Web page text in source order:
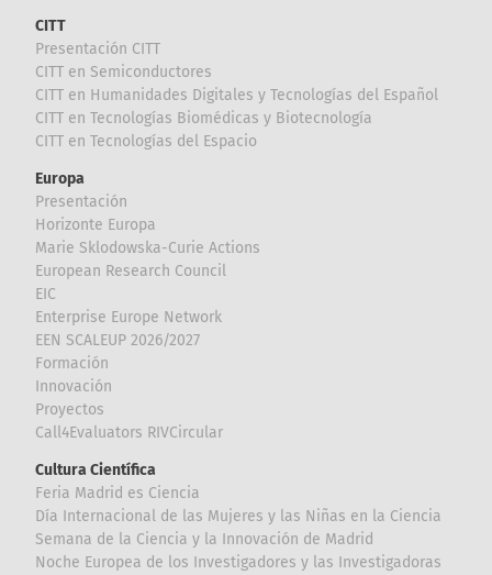
CITT
Presentación CITT
CITT en Semiconductores
CITT en Humanidades Digitales y Tecnologías del Español
CITT en Tecnologías Biomédicas y Biotecnología
CITT en Tecnologías del Espacio
Europa
Presentación
Horizonte Europa
Marie Sklodowska-Curie Actions
European Research Council
EIC
Enterprise Europe Network
EEN SCALEUP 2026/2027
Formación
Innovación
Proyectos
Call4Evaluators RIVCircular
Cultura Científica
Feria Madrid es Ciencia
Día Internacional de las Mujeres y las Niñas en la Ciencia
Semana de la Ciencia y la Innovación de Madrid
Noche Europea de los Investigadores y las Investigadoras